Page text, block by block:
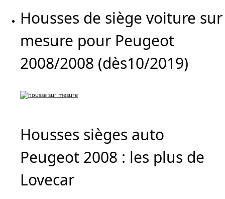
Housses de siège voiture sur
mesure pour Peugeot
2008/2008 (dès10/2019)
Housses sièges auto
Peugeot 2008 : les plus de
Lovecar